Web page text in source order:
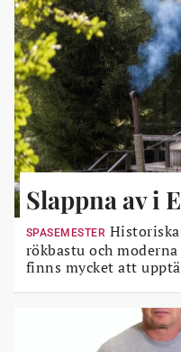
Slappna av i
SPASEMESTER
rökbastu och
finns mycket att